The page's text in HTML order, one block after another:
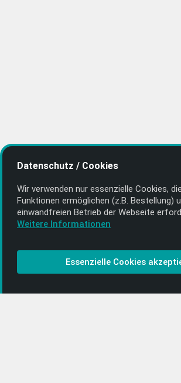
Datenschutz / Cookies
Wir verwenden nur essenzielle Cookies,
Funktionen ermöglichen (z.B. Bestellung)
einwand­freien Betrieb der Webseite
Weitere Informationen
Essenzielle Cookies